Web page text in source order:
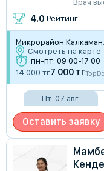
4.0 Рейтинг
Микрорайон
Смотреть на карте
пн-пт: 09:00-17:00
14 000 тг7 000 тг
Пт. 07 авг.
Оставить заявку